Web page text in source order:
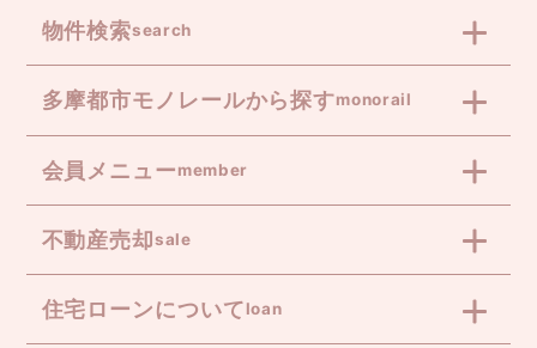
物件検索search
多摩都市モノレールから探すmonorail
会員メニューmember
不動産売却sale
住宅ローンについてloan